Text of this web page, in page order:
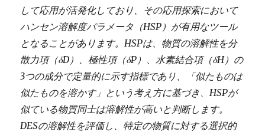
して応用が活発化しており、その応用探索において
ハンセン溶解度パラメータ（HSP）が有用なツール
となることがあります。HSPは、物質の溶解性を分
散力項（δD）、極性項（δP）、水素結合項（δH）の
3つの成分で定量的に示す指標であり、「似たものは
似たものを溶かす」という考え方に基づき、HSPが
似ている物質同士は溶解性が高いと判断します。
DESの溶解性を評価し、特定の物質に対する選択的